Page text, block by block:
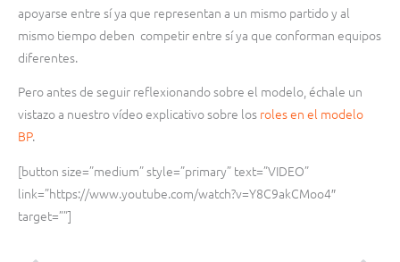
apoyarse entre sí ya que representan a un mismo partido y al
mismo tiempo deben competir entre sí ya que conforman equipos
diferentes.
Pero antes de seguir reflexionando sobre el modelo, échale un
vistazo a nuestro vídeo explicativo sobre los roles en el modelo
BP.
[button size=”medium” style=”primary” text=”VIDEO”
link=”https://www.youtube.com/watch?v=Y8C9akCMoo4″
target=””]